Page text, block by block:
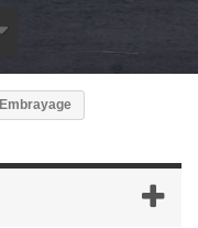
Embrayage